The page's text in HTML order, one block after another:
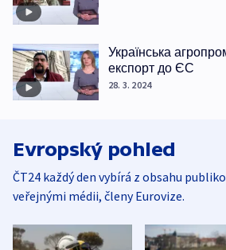
Українська
експорт до ЄС
28. 3. 2024
Evropský pohled
ČT24 každý den vybírá z obsahu
veřejnými médii, členy Eurovize.